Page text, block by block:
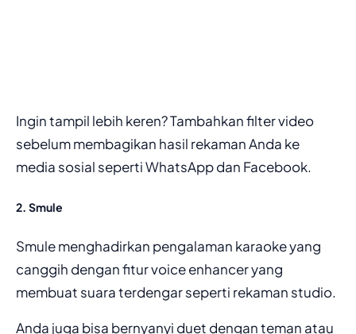
Ingin tampil lebih keren? Tambahkan filter video
sebelum membagikan hasil rekaman Anda ke
media sosial seperti WhatsApp dan Facebook.
2. Smule
Smule menghadirkan pengalaman karaoke yang
canggih dengan fitur voice enhancer yang
membuat suara terdengar seperti rekaman studio.
Anda juga bisa bernyanyi duet dengan teman atau